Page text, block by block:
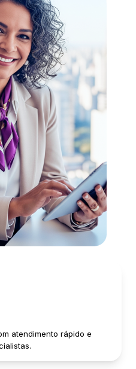
atendimento rápido e